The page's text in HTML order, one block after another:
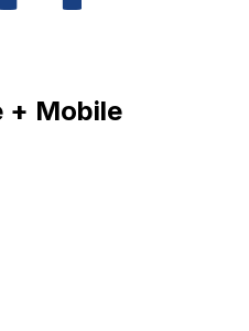
+ Mobile